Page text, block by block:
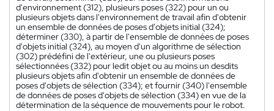
d'environnement (312), plusieurs poses (322) pour un ou
plusieurs objets dans l'environnement de travail afin d'obtenir
un ensemble de données de poses d'objets initial (324);
déterminer (330), à partir de l'ensemble de données de poses
d'objets initial (324), au moyen d'un algorithme de sélection
(302) prédéfini de l'extérieur, une ou plusieurs poses
sélectionnées (332) pour ledit objet ou au moins un desdits
plusieurs objets afin d'obtenir un ensemble de données de
poses d'objets de sélection (334); et fournir (340) l'ensemble
de données de poses d'objets de sélection (334) en vue de la
détermination de la séquence de mouvements pour le robot.